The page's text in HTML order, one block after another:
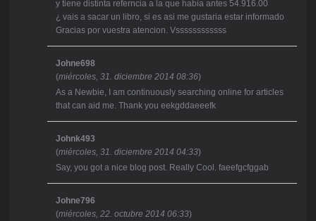
y tiene distinta referncia a la que habia antes 54.916.00
¿ vais a sacar un libro, si es asi me gustaria estar informado
Gracias por vuestra atencion. Vssssssssssss
Johne698
(miércoles, 31. diciembre 2014 08:36)
As a Newbie, I am continuously searching online for articles
that can aid me. Thank you eekgddaeeefk
Johnk493
(miércoles, 31. diciembre 2014 04:33)
Say, you got a nice blog post. Really Cool. faeefgcfggab
Johne796
(miércoles, 22. octubre 2014 06:33)